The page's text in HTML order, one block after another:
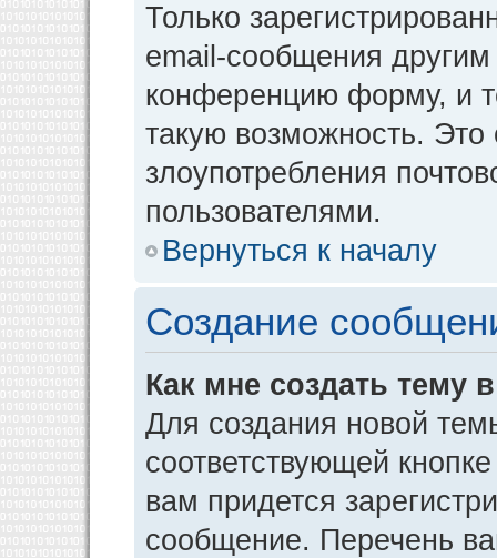
Только
email-сообщения
конференцию форму, и
такую возможность. Это
злоупотребления
пользователями.
Вернуться к началу
Создание
Как мне создать тему
Для создания новой
соответствующей
вам придется
сообщение. Перечень